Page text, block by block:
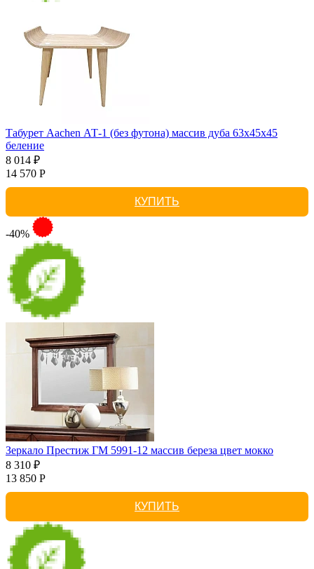
Табурет Aachen АТ-1 (без футона) массив дуба 63х45х45
беление
8 014 ₽
14 570 Р
КУПИТЬ
-40%
Зеркало Престиж ГМ 5991-12 массив береза цвет мокко
8 310 ₽
13 850 Р
КУПИТЬ